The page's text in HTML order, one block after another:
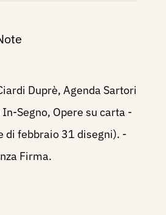
Duprè, Agenda Sartori
Segno, Opere su carta -
di febbraio 31 disegni). -
Firma.